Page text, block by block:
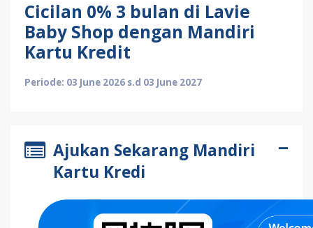
Cicilan 0% 3 bulan di Lavie
Baby Shop dengan Mandiri
Kartu Kredit
Periode: 03 June 2026 s.d 03 June 2027
Ajukan Sekarang Mandiri
Kartu Kredi